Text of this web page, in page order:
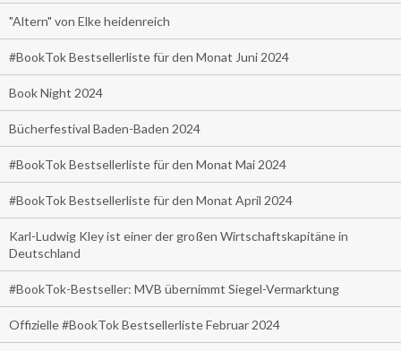
"Altern" von Elke heidenreich
#BookTok Bestsellerliste für den Monat Juni 2024
Book Night 2024
Bücherfestival Baden-Baden 2024
#BookTok Bestsellerliste für den Monat Mai 2024
#BookTok Bestsellerliste für den Monat April 2024
Karl-Ludwig Kley ist einer der großen Wirtschaftskapitäne in
Deutschland
#BookTok-Bestseller: MVB übernimmt Siegel-Vermarktung
Offizielle #BookTok Bestsellerliste Februar 2024